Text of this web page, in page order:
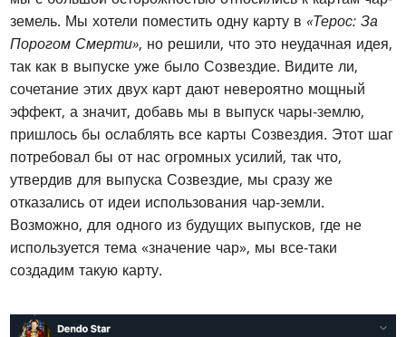
земель. Мы хотели поместить одну карту в«Терос: За
Порогом Смерти», но решили, что это неудачная идея,
так как в выпуске уже было Созвездие. Видите ли,
сочетание этих двух карт дают невероятно мощный
эффект, а значит, добавь мы в выпуск чары-землю,
пришлось бы ослаблять все карты Созвездия. Этот шаг
потребовал бы от нас огромных усилий, так что,
утвердив для выпуска Созвездие, мы сразу же
отказались от идеи использования чар-земли.
Возможно, для одного из будущих выпусков, где не
используется тема «значение чар», мы все-таки
создадим такую карту.